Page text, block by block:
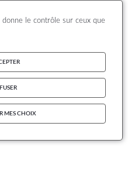
le contrôle sur ceux que
MES CHOIX